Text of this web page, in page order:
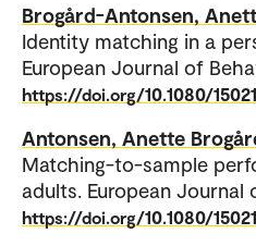
Brogård-Antonsen,
Identity matching in a
European Journal of
https://doi.org/10.1080/
Antonsen, Anette
Matching-to-sample
adults. European Journal
https://doi.org/10.1080/